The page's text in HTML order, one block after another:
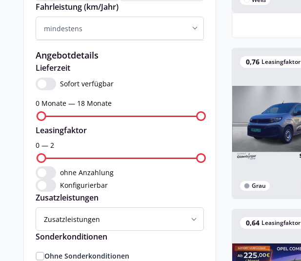
Fahrleistung (km/Jahr)
Angebotdetails
Lieferzeit
Sofort verfügbar
0 Monate — 18 Monate
Leasingfaktor
0 — 2
ohne Anzahlung
Konfigurierbar
Zusatzleistungen
Zusatzleistungen
Sonderkonditionen
Ohne Sonderkonditionen
0,76 Leasingfaktor
Grau
0,64 Leasingfaktor